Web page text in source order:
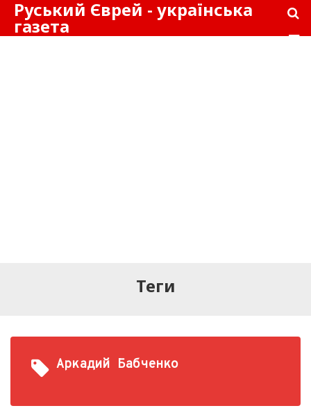
Руський Єврей - українська
газета
Теги
Аркадий Бабченко